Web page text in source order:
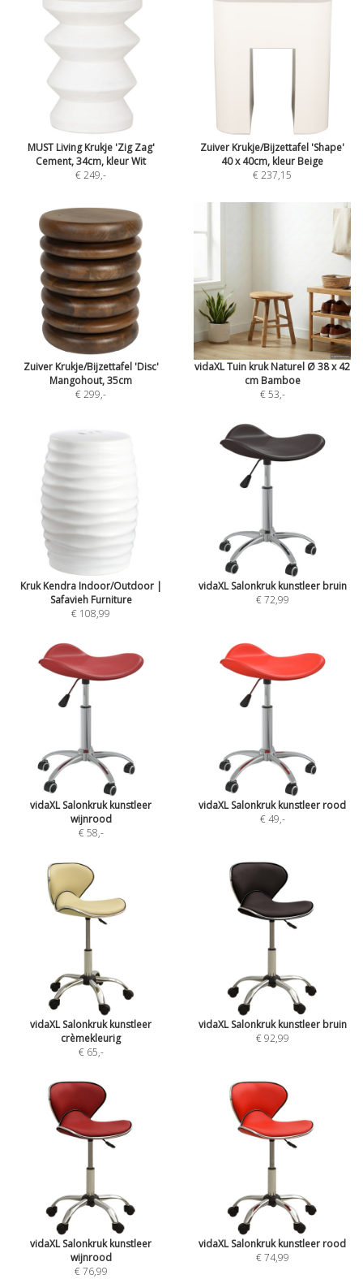
MUST Living Krukje 'Zig Zag'
Cement, 34cm, kleur Wit
€ 249,-
Zuiver Krukje/Bijzettafel 'Shape'
40 x 40cm, kleur Beige
€ 237,15
Zuiver Krukje/Bijzettafel 'Disc'
Mangohout, 35cm
€ 299,-
vidaXL Tuin kruk Naturel Ø 38 x 42
cm Bamboe
€ 53,-
Kruk Kendra Indoor/Outdoor |
Safavieh Furniture
€ 108,99
vidaXL Salonkruk kunstleer bruin
€ 72,99
vidaXL Salonkruk kunstleer
wijnrood
€ 58,-
vidaXL Salonkruk kunstleer rood
€ 49,-
vidaXL Salonkruk kunstleer
crèmekleurig
€ 65,-
vidaXL Salonkruk kunstleer bruin
€ 92,99
vidaXL Salonkruk kunstleer
wijnrood
€ 76,99
vidaXL Salonkruk kunstleer rood
€ 74,99